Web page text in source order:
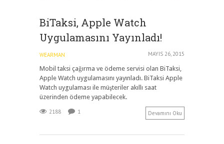
BiTaksi, Apple Watch
Uygulamasını Yayınladı!
WEARMAN MAYIS 26, 2015
Mobil taksi çağırma ve ödeme servisi olan BiTaksi,
Apple Watch uygulamasını yayınladı. BiTaksi Apple
Watch uygulaması ile müşteriler akıllı saat
üzerinden ödeme yapabilecek.
2188 1 Devamını Oku